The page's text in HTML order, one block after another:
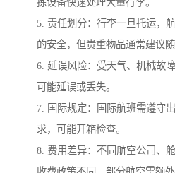
5. 责任划分：行李一旦托运，
的安全，但贵重物品通常建议随
6. 延误风险：受天气、机械故
可能延误或丢失。
7. 国际规定：国际航班需遵守
求，可能开箱检查。
8. 费用差异：不同航空公司、